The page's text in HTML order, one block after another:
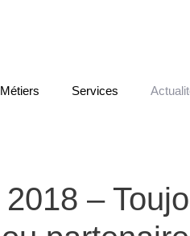
Métiers Services
–